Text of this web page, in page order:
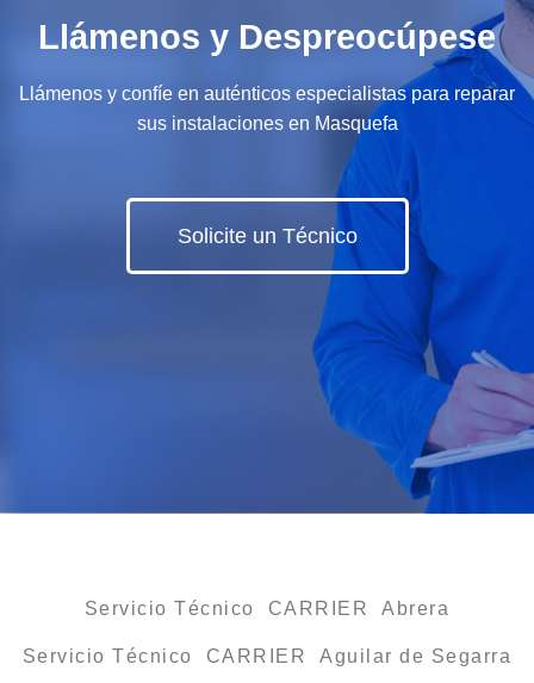
Llámenos y Despreocúpese
Llámenos y confíe en auténticos especialistas para reparar
sus instalaciones en Masquefa
Solicite un Técnico
Servicio Técnico CARRIER Abrera
Servicio Técnico CARRIER Aguilar de Segarra